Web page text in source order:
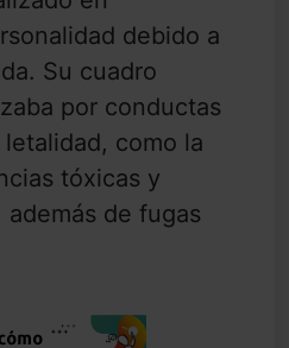
debido a
Su cuadro
por conductas
como la
tóxicas y
de fugas